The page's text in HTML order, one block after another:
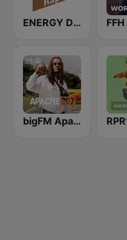
ENERGY Deutschrap
bigFM Apache 207